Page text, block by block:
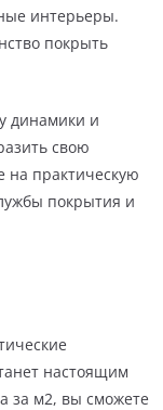
интерьеры.
покрыть
динамики и
свою
на практическую
покрытия и
настоящим
за м2, вы сможете